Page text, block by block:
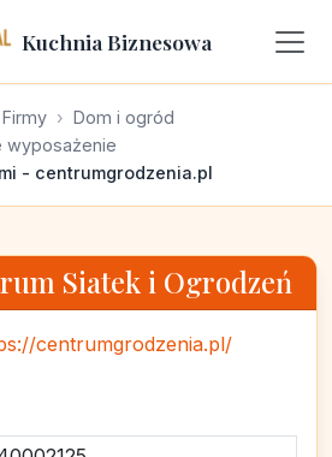
Kuchnia Biznesowa
Firmy
Dom i ogród
wyposażenie
- centrumgrodzenia.pl
Siatek i Ogrodzeń
centrumgrodzenia.pl/